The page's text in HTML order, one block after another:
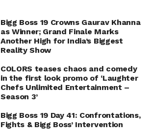
Bigg Boss 19 Crowns Gaurav Khanna
as Winner; Grand Finale Marks
Another High for India’s Biggest
Reality Show
COLORS teases chaos and comedy
in the first look promo of ‘Laughter
Chefs Unlimited Entertainment –
Season 3’
Bigg Boss 19 Day 41: Confrontations,
Fights & Bigg Boss’ Intervention